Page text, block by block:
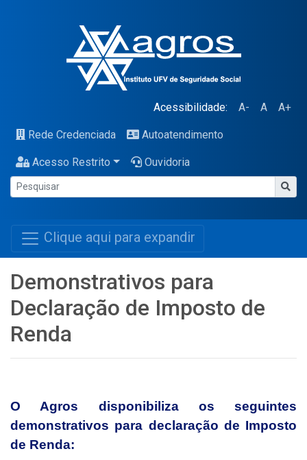
Acessibilidade: A- A A+
Rede Credenciada Autoatendimento
Acesso Restrito Ouvidoria
Clique aqui para expandir
Demonstrativos para
Declaração de Imposto de
Renda
O Agros disponibiliza os seguintes
demonstrativos para declaração de Imposto
de Renda: